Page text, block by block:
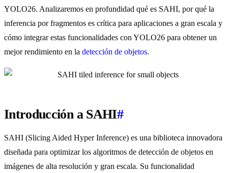
YOLO26. Analizaremos en profundidad qué es SAHI, por qué la
inferencia por fragmentos es crítica para aplicaciones a gran escala y
cómo integrar estas funcionalidades con YOLO26 para obtener un
mejor rendimiento en la detección de objetos.
Introducción a SAHI#
SAHI (Slicing Aided Hyper Inference) es una biblioteca innovadora
diseñada para optimizar los algoritmos de detección de objetos en
imágenes de alta resolución y gran escala. Su funcionalidad